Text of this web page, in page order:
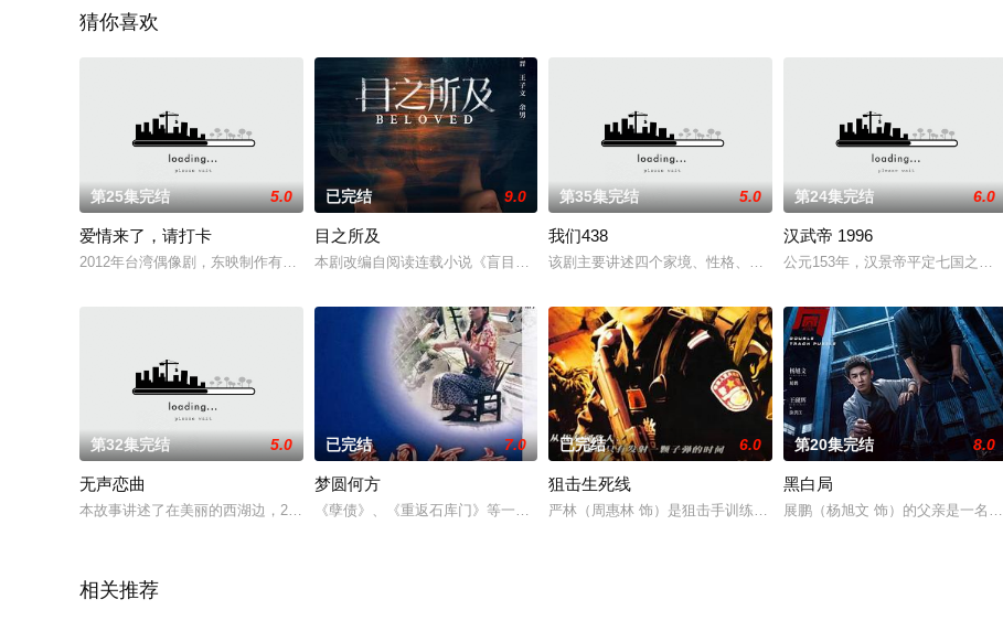
猜你喜欢
第25集完结 5.0
爱情来了，请打卡
2012年台湾偶像剧，东映制作有限公司、雅晨传播有限公司制作，由六月、李运庆、纪亚文、方志友主演。本剧于高雄、澎湖两地拍摄。HiHD频道
已完结 9.0
目之所及
本剧改编自阅读连载小说《盲目》，作者慕遥而寻。 世纪之交，因为水利工程的蓄水要求，一座江边小城即
第35集完结 5.0
我们438
该剧主要讲述四个家境、性格、目标全然不同的大一女生，因寝室奇
第24集完结 6.0
汉武帝 1996
公元153年，汉景帝平定七国之乱
第32集完结 5.0
无声恋曲
本故事讲述了在美丽的西湖边，22岁的女孩沈优优因小时候的一场大病变成了聋哑人。但她热爱绘画并且在这方面极富天赋。因为聋哑的关系，单
已完结 7.0
梦圆何方
《孽债》、《重返石库门》等一批反映上海老知青重返故里的电视连续剧曾引起社会各界不小的震动，那些
已完结 6.0
狙击生死线
严林（周惠林 饰）是狙击手训练队的总教官，手下有两个优秀的学生
第20集完结 8.0
黑白局
展鹏（杨旭文 饰）的父亲是一名
相关推荐